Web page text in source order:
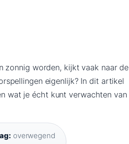
zonnig worden, kijkt vaak naar de
eigenlijk? In dit artikel
wat je écht kunt verwachten van
overwegend